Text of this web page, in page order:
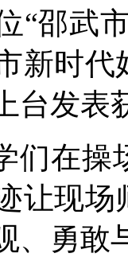
“邵武
新时
台发表
们在操
让现
、勇敢